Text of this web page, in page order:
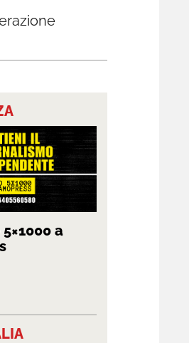
a